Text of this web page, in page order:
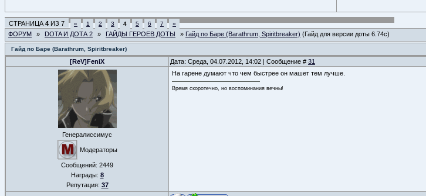
СТРАНИЦА 4 ИЗ 7 « 1 2 3 4 5 6 7 »
ФОРУМ » DOTA И ДОТА 2 » ГАЙДЫ ГЕРОЕВ ДОТЫ » Гайд по Баре (Barathrum, Spiritbreaker) (Гайд для версии доты 6.74с)
Гайд по Баре (Barathrum, Spiritbreaker)
[ReV]FeniX Дата: Среда, 04.07.2012, 14:02 | Сообщение # 31
Генералиссимус
Модераторы
Сообщений: 2449
Награды: 8
Репутация: 37
На гарене думают что чем быстрее он машет тем лучше.
Время скоротечно, но воспоминания вечны!